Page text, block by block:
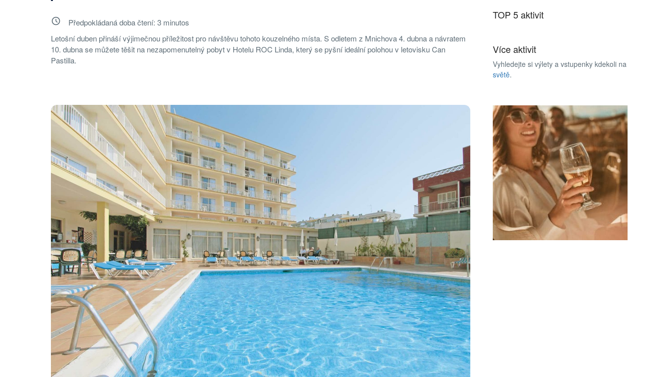
Předpokládaná doba čtení: 3 minutos
Letošní duben přináší výjimečnou příležitost pro návštěvu tohoto kouzelného místa. S odletem z Mnichova 4. dubna a návratem
10. dubna se můžete těšit na nezapomenutelný pobyt v Hotelu ROC Linda, který se pyšní ideální polohou v letovisku Can
Pastilla.
TOP 5 aktivit
Více aktivit
Vyhledejte si výlety a vstupenky kdekoli na
světě.